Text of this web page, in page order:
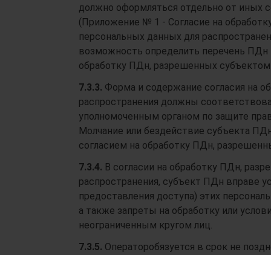
должно оформляться отдельно от иных
(Приложение № 1 - Согласие на
персональных данных для
возможность определить перечень ПДн
обработку ПДн, разрешенных
7.3.3. Форма и содержание согласия на
распространения должны
уполномоченным органом по защите
Молчание или бездействие субъекта
согласием на обработку ПДн,
7.3.4. В согласии на обработку ПДн,
распространения, субъект ПДн вправе
предоставления доступа) этих
а также запреты на обработку или
неограниченным кругом лиц.
7.3.5. Операторобязуется в срок не